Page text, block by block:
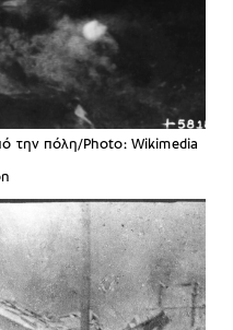
την πόλη/Photo: Wikimedia